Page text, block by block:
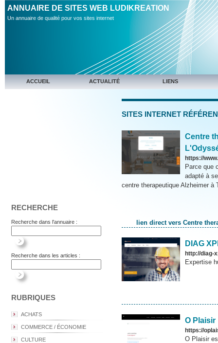
ANNUAIRE DE SITES WEB LUDIKREATION
Un annuaire de qualité pour vos sites internet
ACCUEIL ACTUALITÉ LIENS
RECHERCHE
Recherche dans l'annuaire :
Recherche dans les articles :
RUBRIQUES
ACHATS
COMMERCE / ÉCONOMIE
CULTURE
SITES INTERNET
Centre
https://
Parce que
adapté à
centre therapeutique Alzheimer à
lien direct vers Centre
DIAG
http://diag-
Expertise
O Plaisir
https://
O Plaisir